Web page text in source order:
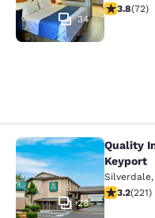
34
3.8(72)
Quality Inn &
28
Quality
Keyport
Silverdale,
3.2(221)